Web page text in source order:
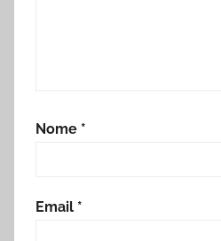
Nome *
Email *